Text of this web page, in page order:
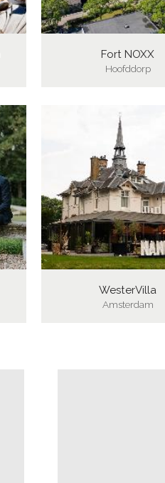
Fort NOXX
Hoofddorp
WesterVilla
Amsterdam